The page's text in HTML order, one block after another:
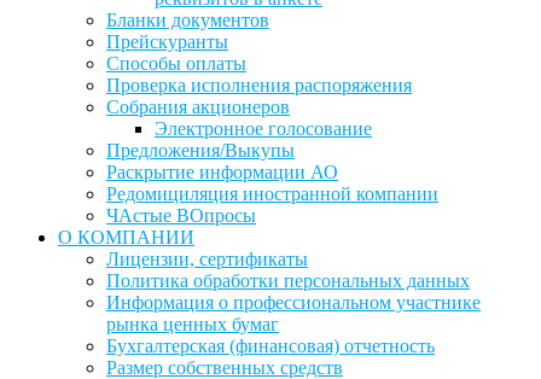
Бланки документов
Прейскуранты
Способы оплаты
Проверка исполнения распоряжения
Собрания акционеров
Электронное голосование
Предложения/Выкупы
Раскрытие информации АО
Редомициляция иностранной компании
ЧАстые ВОпросы
О КОМПАНИИ
Лицензии, сертификаты
Политика обработки персональных данных
Информация о профессиональном участнике
рынка ценных бумаг
Бухгалтерская (финансовая) отчетность
Размер собственных средств